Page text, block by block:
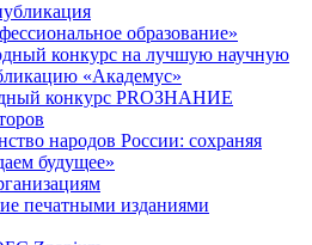
образование»
конкурс на лучшую научную
«Академус»
конкурс PROЗНАНИЕ
народов России: сохраняя
будущее»
печатными изданиями